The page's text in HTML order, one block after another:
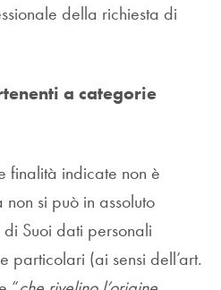
della richiesta di
a categorie
finalità indicate non è
si può in assoluto
Suoi dati personali
particolari (ai sensi dell’art.